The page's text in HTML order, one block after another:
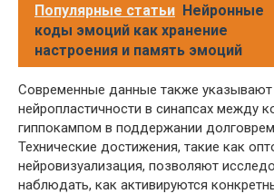
Популярные статьи Нейронные
коды эмоций как хранение
настроения и память эмоций
Современные данные также указывают
нейропластичности в синапсах между
гиппокампом в поддержании
Технические достижения, такие как
нейровизуализация, позволяют
наблюдать, как активируются